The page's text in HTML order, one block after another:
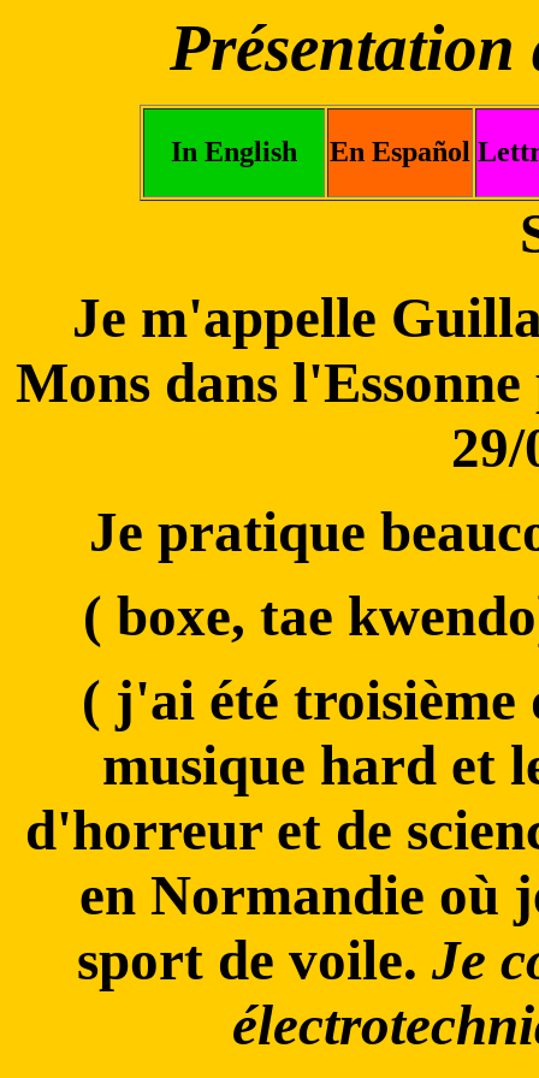
In English En Español
Je m'appelle
Mons dans
29/
Je pratique
( boxe, tae
( j'ai été troisième
musique hard et
d'horreur et de
en Normandie où
sport de voile. Je